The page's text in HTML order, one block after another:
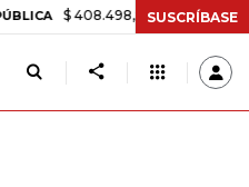
$ 408.498,97 +$ 8.753,81 +2,19%
SUSCRÍBASE